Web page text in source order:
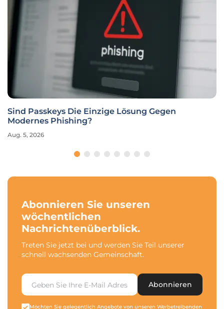
Sind Passkeys Die Einzige Lösung Gegen
Modernes Phishing?
Aug. 5, 2026
Abonnieren Sie unseren
wöchentlichen
Nachrichtenüberblick.
Treten Sie jetzt bei und werden Sie Teil unserer
schnell wachsenden Gemeinschaft.
Abonnieren
Möchten Sie gelegentlich Angebote von unseren Werbetreibenden